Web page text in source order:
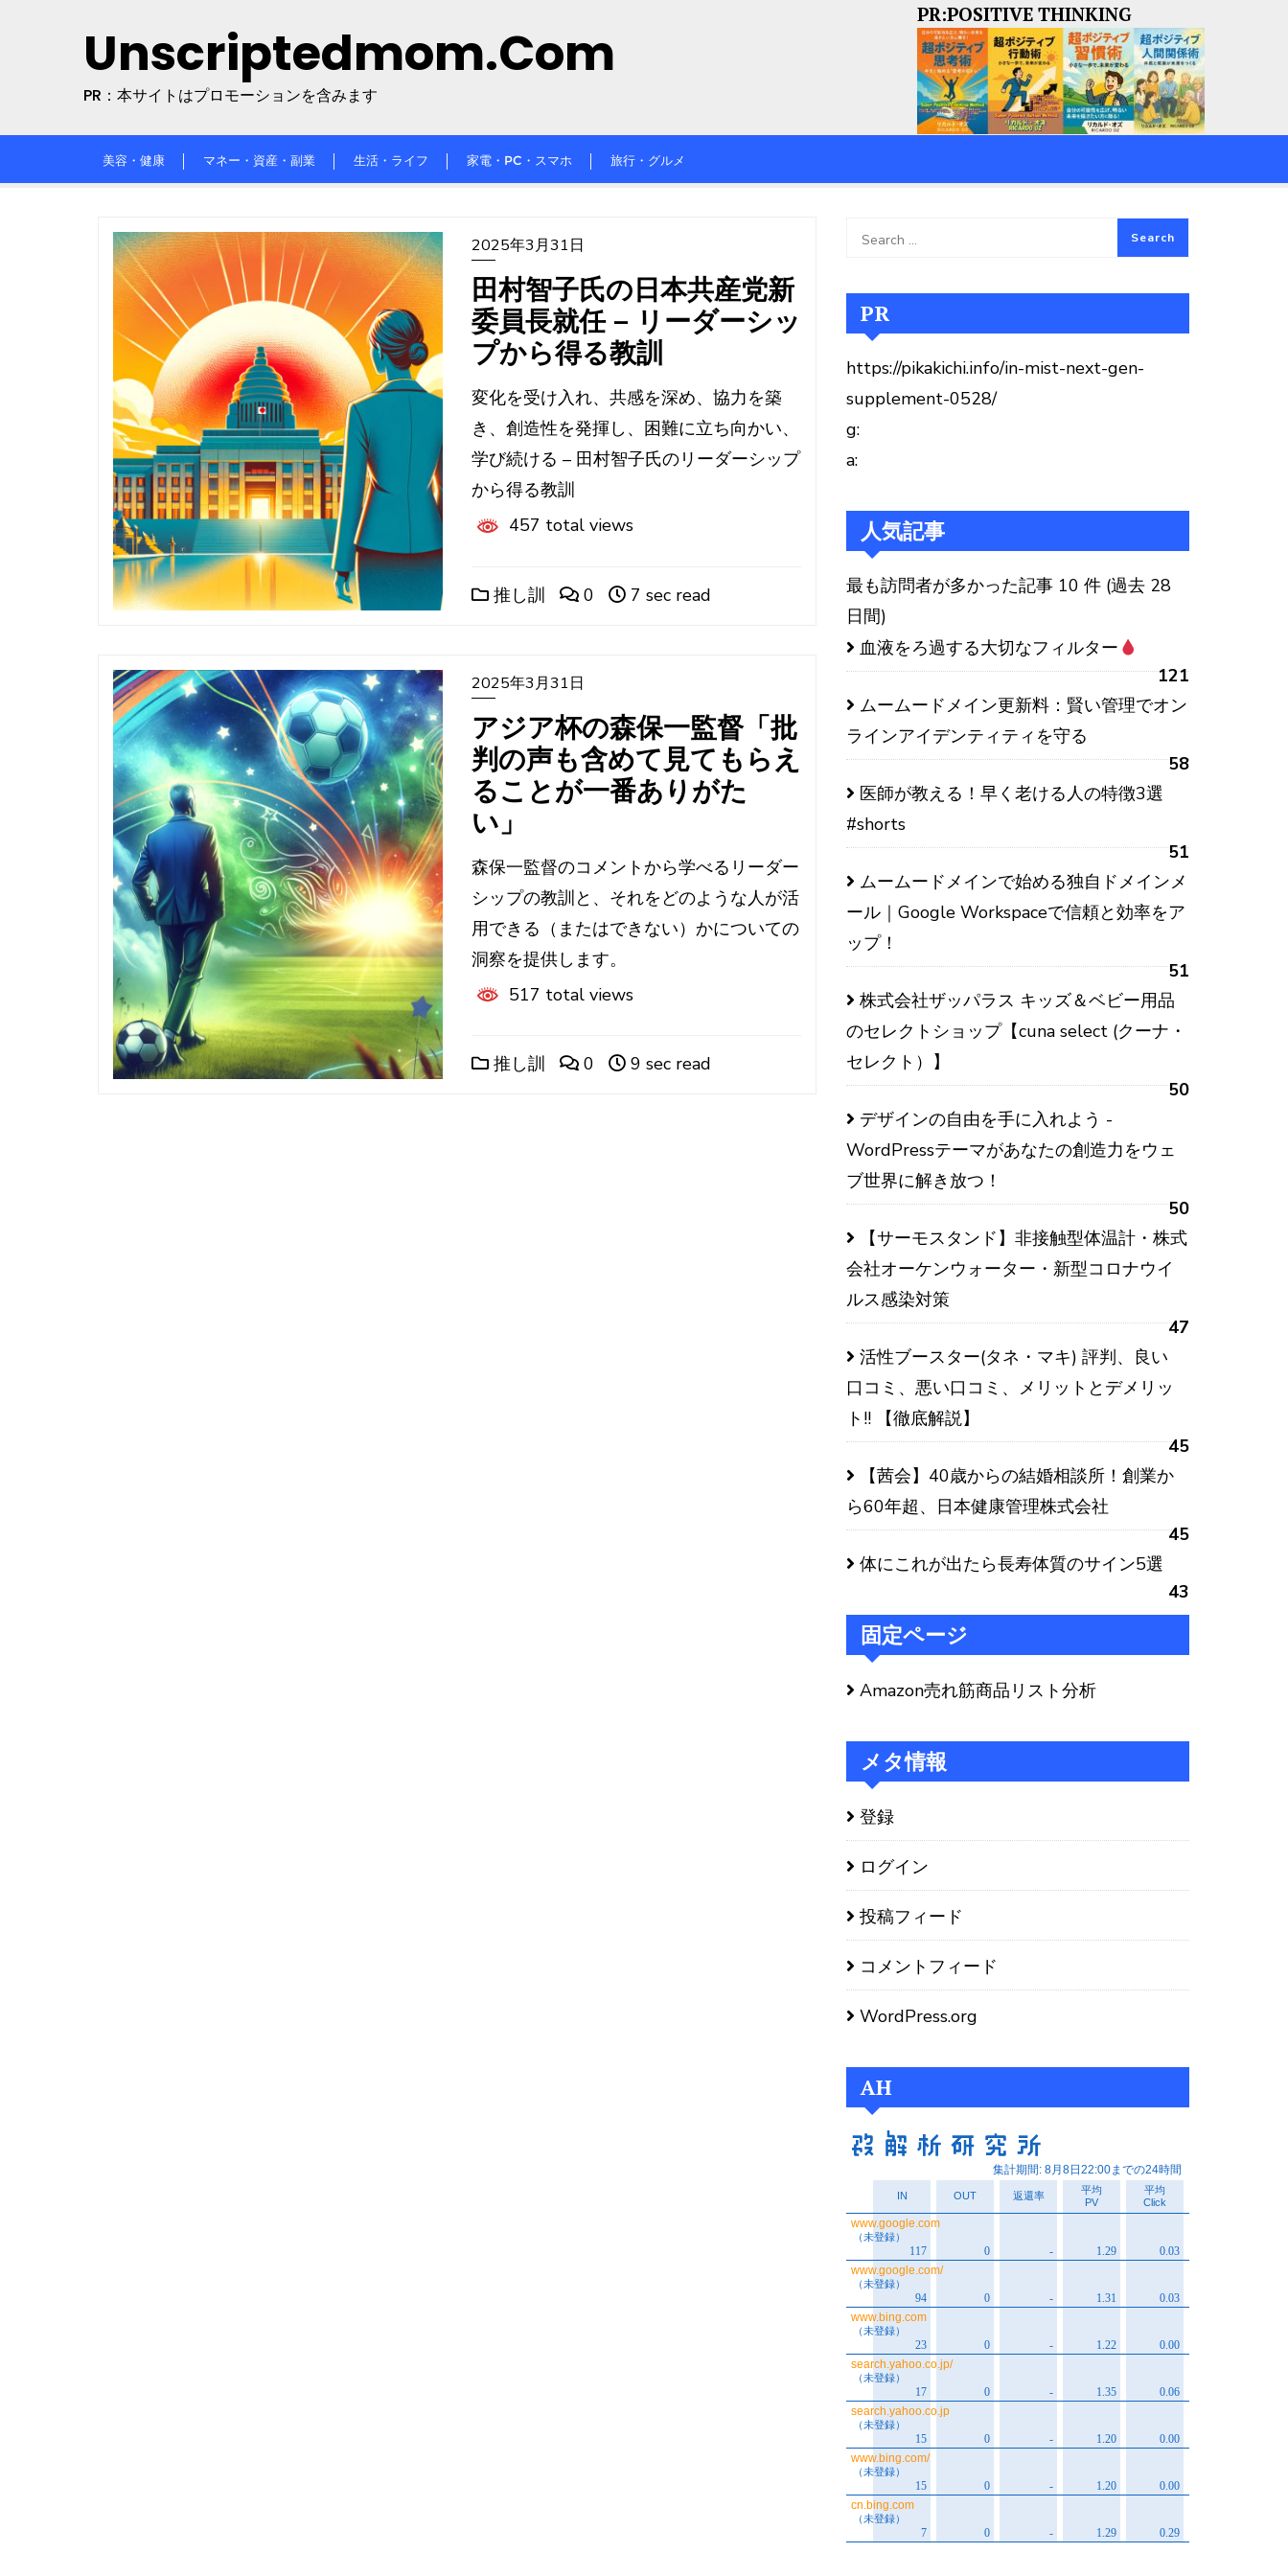
Unscriptedmom.com
PR：本サイトはプロモーションを含みます
PR:POSITIVE THINKING
美容・健康 マネー・資産・副業 生活・ライフ 家電・PC・スマホ 旅行・グルメ
2025年3月31日
田村智子氏の日本共産党新
委員長就任 – リーダーシッ
プから得る教訓
変化を受け入れ、共感を深め、協力を築
き、創造性を発揮し、困難に立ち向かい、
学び続ける – 田村智子氏のリーダーシップ
から得る教訓
457 total views
推し訓 0 7 sec read
2025年3月31日
アジア杯の森保一監督「批
判の声も含めて見てもらえ
ることが一番ありがた
い」
森保一監督のコメントから学べるリーダー
シップの教訓と、それをどのような人が活
用できる（またはできない）かについての
洞察を提供します。
517 total views
推し訓 0 9 sec read
PR
https://pikakichi.info/in-mist-next-gen-
supplement-0528/
g:
a:
人気記事
最も訪問者が多かった記事 10 件 (過去 28
日間)
血液をろ過する大切なフィルター
121
ムームードメイン更新料：賢い管理でオン
ラインアイデンティティを守る
58
医師が教える！早く老ける人の特徴3選
#shorts
51
ムームードメインで始める独自ドメインメ
ール｜Google Workspaceで信頼と効率をア
ップ！
51
株式会社ザッパラス キッズ＆ベビー用品
のセレクトショップ【cuna select (クーナ・
セレクト）】
50
デザインの自由を手に入れよう -
WordPressテーマがあなたの創造力をウェ
ブ世界に解き放つ！
50
【サーモスタンド】非接触型体温計・株式
会社オーケンウォーター・新型コロナウイ
ルス感染対策
47
活性ブースター(タネ・マキ) 評判、良い
口コミ、悪い口コミ、メリットとデメリッ
ト!! 【徹底解説】
45
【茜会】40歳からの結婚相談所！創業か
ら60年超、日本健康管理株式会社
45
体にこれが出たら長寿体質のサイン5選
43
固定ページ
Amazon売れ筋商品リスト分析
メタ情報
登録
ログイン
投稿フィード
コメントフィード
WordPress.org
AH